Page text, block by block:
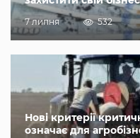
7 липня 532
Нові критерії
означає для